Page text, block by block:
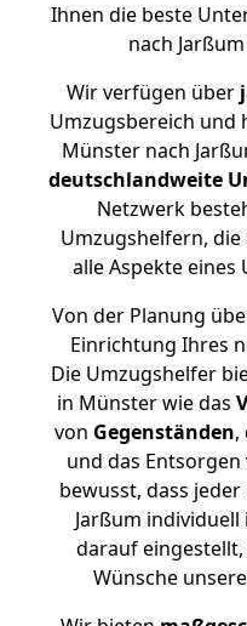
Ihnen die beste
nach
Wir verfügen über
Umzugsbereich und
Münster nach
deutschlandweite
Netzwerk
Umzugshelfern,
alle Aspekte eines
Von der Planung
Einrichtung Ihres
Die Umzugshelfer
in Münster wie das
von Gegenständen,
und das
bewusst, dass
Jarßum
darauf
Wünsche